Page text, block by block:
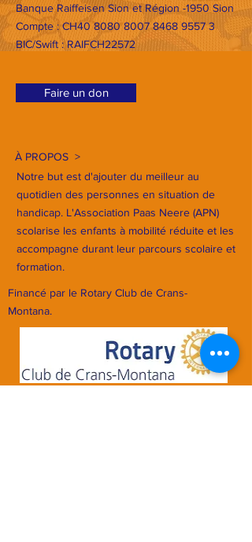
Banque Raiffeisen Sion et Région -1950 Sion
Compte : CH408080 8007 8468 9557 3
BIC/Swift : RAIFCH22572
Faire un don
À PROPOS >
Notre but est d'ajouter du meilleur au
quotidien des personnes en situation de
handicap. L'Association Paas Neere (APN)
scolarise les enfants à mobilité réduite et les
accompagne durant leur parcours scolaire et
formation.
Financé par le Rotary Club de Crans-
Montana.